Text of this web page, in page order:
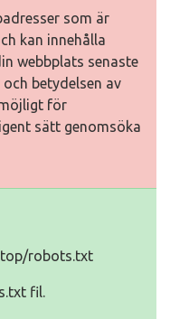
som är
kan innehålla
webbplats senaste
betydelsen av
för
sätt genomsöka
robots.txt
fil.